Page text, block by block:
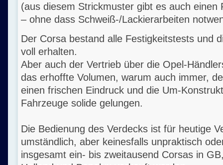
(aus diesem Strickmuster gibt es auch einen
– ohne dass Schweiß-/Lackierarbeiten
Der Corsa bestand alle Festigkeitstests und
voll erhalten.
Aber auch der Vertrieb über die Opel-
das erhoffte Volumen, warum auch immer,
einen frischen Eindruck und die Um-
Fahrzeuge solide gelungen.
Die Bedienung des Verdecks ist für heutige
umständlich, aber keinesfalls unpraktisch
insgesamt ein- bis zweitausend Corsas in